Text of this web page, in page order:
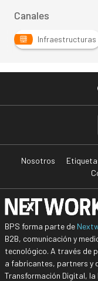
Canales
Infraestructuras
Nosotros
BPS forma parte de
B2B, comunicación y
tecnológico. A través de
a fabricantes, partners y
Transformación Digital, la